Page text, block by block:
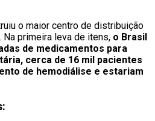
o maior centro de distribuição
primeira leva de itens, o Brasil
de medicamentos para
cerca de 16 mil pacientes
de hemodiálise e estariam